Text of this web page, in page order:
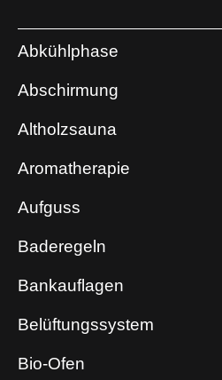
Abkühlphase
Abschirmung
Altholzsauna
Aromatherapie
Aufguss
Baderegeln
Bankauflagen
Belüftungssystem
Bio-Ofen